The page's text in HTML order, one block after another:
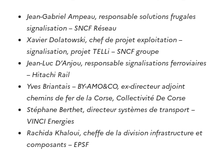
Jean-Gabriel Ampeau, responsable solutions frugales
signalisation – SNCF Réseau
Xavier Dolatowski, chef de projet exploitation –
signalisation, projet TELLi – SNCF groupe
Jean-Luc D’Anjou, responsable signalisations ferroviaires
– Hitachi Rail
Yves Briantais – BY-AMO&CO, ex-directeur adjoint
chemins de fer de la Corse, Collectivité De Corse
Stéphane Berthet, directeur systèmes de transport –
VINCI Energies
Rachida Khaloui, cheffe de la division infrastructure et
composants – EPSF